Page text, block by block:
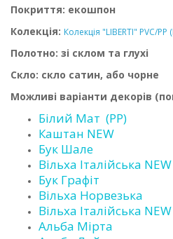
Покриття: екошпон
Колекція: Колекція "LIBERTI" PVC/
Полотно: зі склом та глухі
Скло: скло сатин, або чорне
Можливі варіанти декорів
Білий Мат (PP)
Каштан NEW
Бук Шале
Вільха Італійська NEW
Бук Графіт
Вільха Норвезька
Вільха Італійська NEW
Альба Мірта